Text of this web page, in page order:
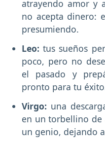
atrayendo amor y
no acepta dinero:
presumiendo.
Leo: tus sueños
poco, pero no
el pasado y
pronto para tu
Virgo: una
en un torbellino de
un genio, dejando